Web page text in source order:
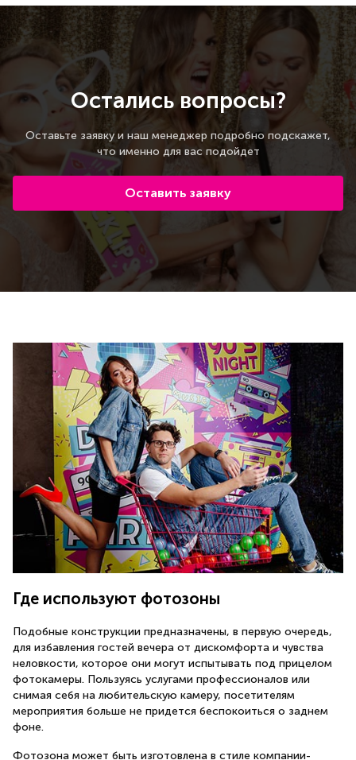
Остались вопросы?
Оставьте заявку и наш менеджер подробно подскажет,
что именно для вас подойдет
Оставить заявку
Где используют фотозоны
Подобные конструкции предназначены, в первую очередь,
для избавления гостей вечера от дискомфорта и чувства
неловкости, которое они могут испытывать под прицелом
фотокамеры. Пользуясь услугами профессионалов или
снимая себя на любительскую камеру, посетителям
мероприятия больше не придется беспокоиться о заднем
фоне.
Фотозона может быть изготовлена в стиле компании-